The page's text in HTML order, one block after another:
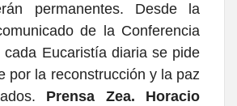
permanentes. Desde la
de la Conferencia
cada Eucaristía diaria se pide
por la reconstrucción y la paz
Prensa Zea. Horacio